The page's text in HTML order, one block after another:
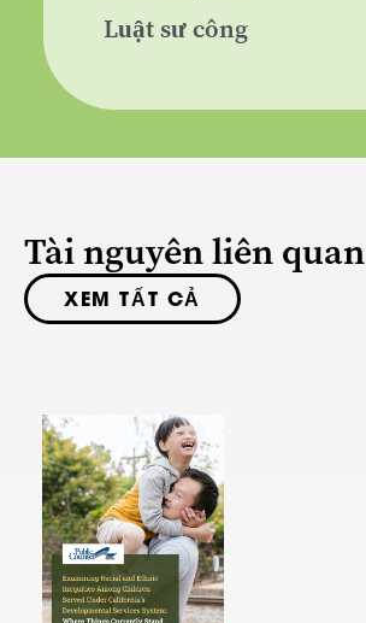
Luật sư công
Tài nguyên liên quan
XEM TẤT CẢ